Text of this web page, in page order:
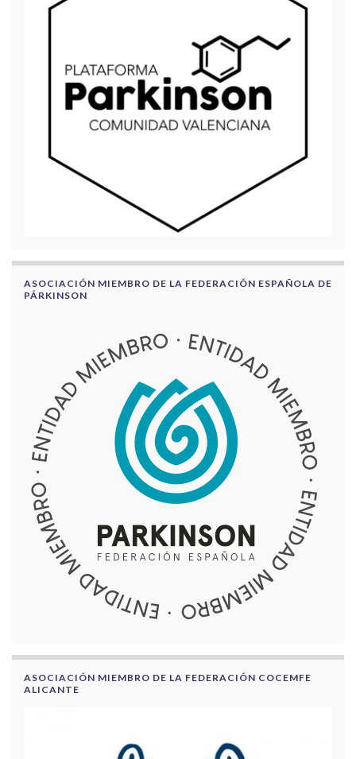
ASOCIACIÓN MIEMBRO DE LA FEDERACIÓN ESPAÑOLA DE
PÁRKINSON
ASOCIACIÓN MIEMBRO DE LA FEDERACIÓN COCEMFE
ALICANTE